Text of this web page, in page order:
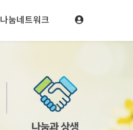
나눔네트워크